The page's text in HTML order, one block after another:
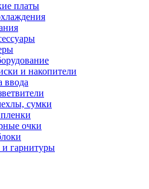
платы
и накопители
ввода
сумки
очки
гарнитуры